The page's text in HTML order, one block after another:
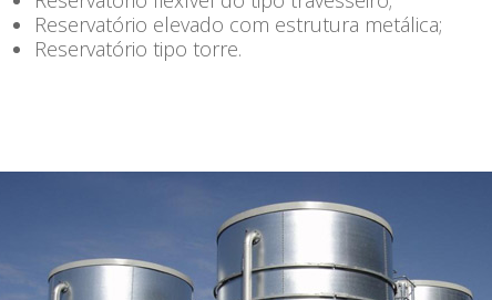
Reservatório elevado com estrutura metálica;
Reservatório tipo torre.